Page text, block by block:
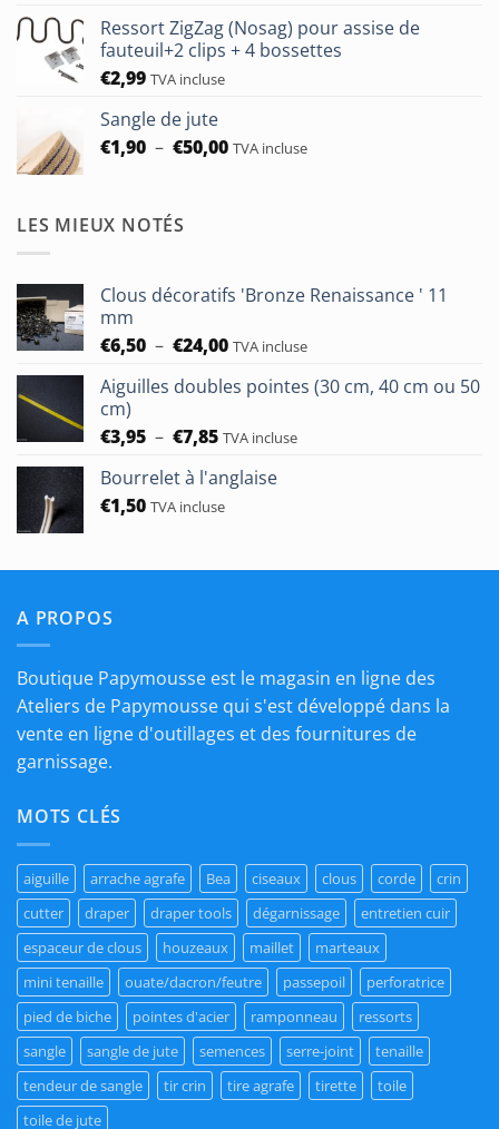
Ressort ZigZag (Nosag) pour assise de
fauteuil+2 clips + 4 bossettes
€2,99 TVA incluse
Sangle de jute
€1,90 – €50,00Plage
TVA incluse
LES MIEUX NOTÉS
Clous décoratifs 'Bronze Renaissance ' 11
mm
€6,50 – €24,00Plage
prix :
à
TVA incluse
Aiguilles doubles pointes (30 cm, 40 cm ou 50
cm)
€3,95 – €7,85Plage
prix :
€3,95
TVA incluse
Bourrelet à l'anglaise
€1,50 TVA incluse
A PROPOS
Boutique Papymousse est le magasin en ligne des
Ateliers de Papymousse qui s'est développé dans la
vente en ligne d'outillages et des fournitures de
garnissage.
MOTS CLÉS
aiguille arrache agrafe Bea ciseaux clous corde
crin
cutter
draper draper tools dégarnissage
entretien cuir
espaceur de clous
houzeaux maillet
marteaux
mini tenaille
ouate/dacron/feutre passepoil
perforatrice
pied de biche
pointes d'acier ramponneau
ressorts
sangle
sangle de jute semences serre-joint
tenaille
tendeur de sangle
tir crin tire agrafe tirette
toile
toile de jute